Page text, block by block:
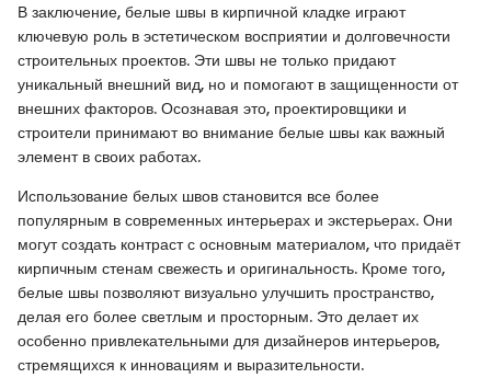
В заключение, белые швы в кирпичной кладке играют
ключевую роль в эстетическом восприятии и долговечности
строительных проектов. Эти швы не только придают
уникальный внешний вид, но и помогают в защищенности от
внешних факторов. Осознавая это, проектировщики и
строители принимают во внимание белые швы как важный
элемент в своих работах.
Использование белых швов становится все более
популярным в современных интерьерах и экстерьерах. Они
могут создать контраст с основным материалом, что придаёт
кирпичным стенам свежесть и оригинальность. Кроме того,
белые швы позволяют визуально улучшить пространство,
делая его более светлым и просторным. Это делает их
особенно привлекательными для дизайнеров интерьеров,
стремящихся к инновациям и выразительности.